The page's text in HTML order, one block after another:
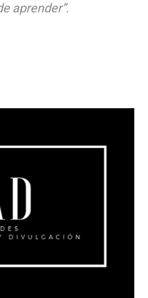
aprender”.